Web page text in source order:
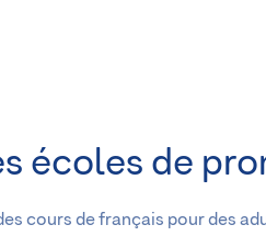
écoles de
cours de français pour des